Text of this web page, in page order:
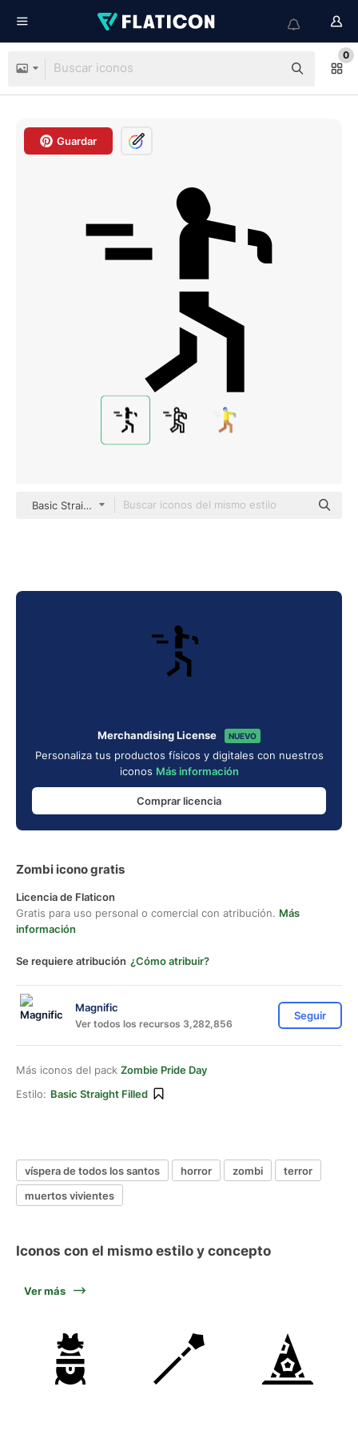
0
Guardar
Basic Straight Filled
Merchandising License NUEVO
Personaliza tus productos físicos y digitales con nuestros
iconos Más información
Comprar licencia
Zombi icono gratis
Licencia de Flaticon
Gratis para uso personal o comercial con atribución. Más
información
Se requiere atribución ¿Cómo atribuir?
Magnific
Ver todos los recursos 3,282,856
Seguir
Más iconos del pack Zombie Pride Day
Estilo: Basic Straight Filled
víspera de todos los santos horror zombi
terror
muertos vivientes
Iconos con el mismo estilo y concepto
Ver más